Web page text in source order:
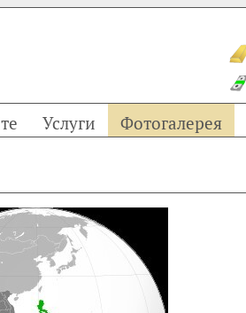
Услуги Фотогалерея